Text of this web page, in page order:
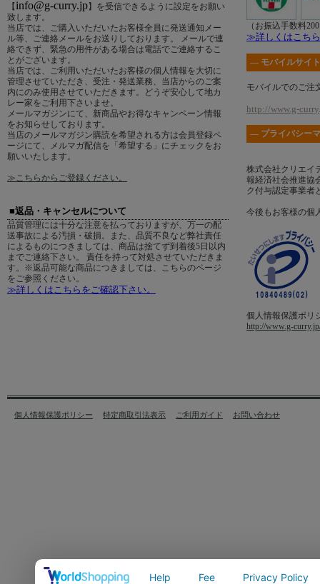
【 info@g-curry.jp】を受信できるように設定をお願い
致します。
当店では、ご購入いただいたお客様全員に発送通知メー
ル等、ご連絡メールをお送りしております。 メールで連
絡できず、緊急の用件がある場合は電話でご連絡するこ
とがございます。
当店では、ご利用いただいたお客様の個人情報を大切に
管理させていただき、受注・発送業務、当店からのご案
内にのみ使用させていただきます。どうぞ安心して地カ
レー家をご利用下さいませ。
メールマガジンにて、新商品やお得なキャンペーン情報
をお知らせしております。
当店のメールマガジン購読を希望される方は会員登録ペ
ージにて、メルマガ配信を「希望する」にチェックをお
願いいたします。
≫こちらからご登録ください。
■返品・キャンセルについて
品質管理には十分な注意を払っておりますが、万一の配
送事故による汚損・破損。また、品質不良など弊社責任
によるものにつきましては、商品は捨てず到着後5日以内
までご連絡下さい。 責任を持って対処させていただきま
す。※返品可能な商品につきましては、こちらのページ
をご参照ください。
≫詳しくはこちらをご確認下さい。
（お振込手数料
≫詳しくはこち
― モバイルサイ
モバイルでのご注
http://www.g-
― プライバシー
株式会社クリエイ
報経済社会推進協
ク付与認定事業者
今後もお客様の個
個人情報保護ポリ
http://www.g-
個人情報保護ポリシー 特定商取引法表示 ご利用ガイド お問い合わせ